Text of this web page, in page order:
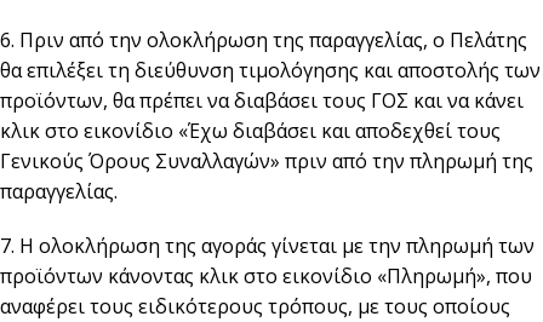
6. Πριν από την ολοκλήρωση της παραγγελίας, ο Πελάτης
θα επιλέξει τη διεύθυνση τιμολόγησης και αποστολής των
προϊόντων, θα πρέπει να διαβάσει τους ΓΟΣ και να κάνει
κλικ στο εικονίδιο «Έχω διαβάσει και αποδεχθεί τους
Γενικούς Όρους Συναλλαγών» πριν από την πληρωμή της
παραγγελίας.
7. Η ολοκλήρωση της αγοράς γίνεται με την πληρωμή των
προϊόντων κάνοντας κλικ στο εικονίδιο «Πληρωμή», που
αναφέρει τους ειδικότερους τρόπους, με τους οποίους